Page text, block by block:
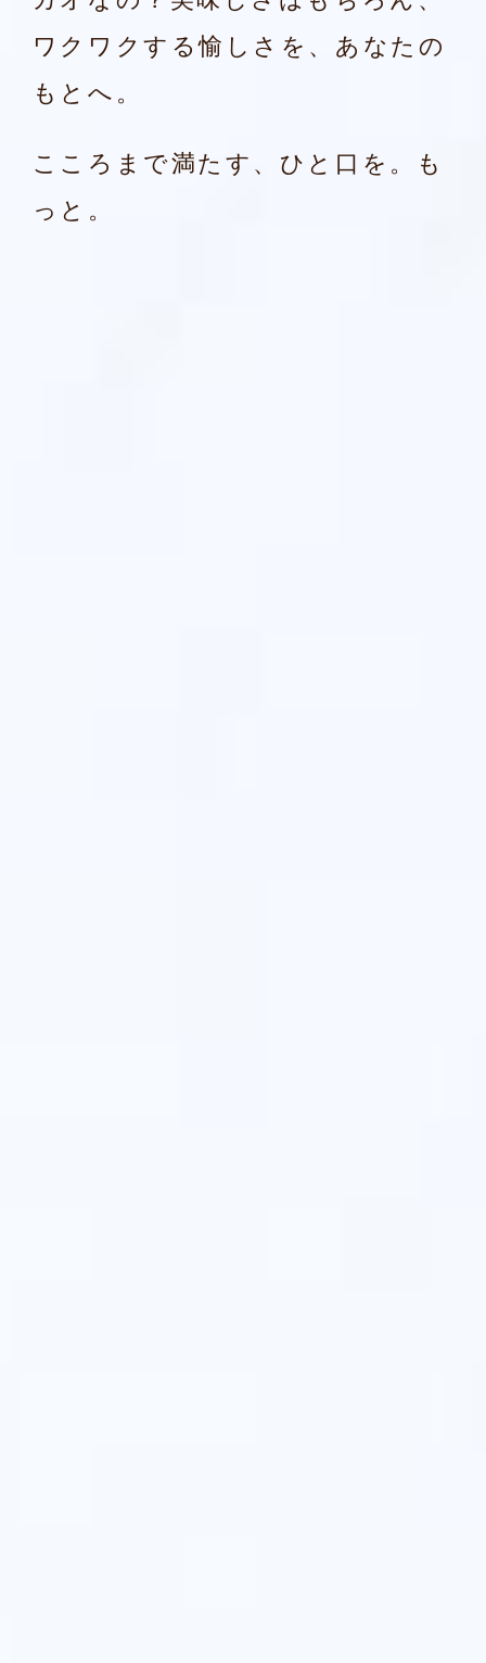
ワクワクする愉しさを、あなたの
もとへ。
こころまで満たす、ひと口を。も
っと。
「カカオ豆の品質」と「農家の労働環境」
両方の向上に取り組んでいます。
た地域のカカオ豆をカカオマスに使用して